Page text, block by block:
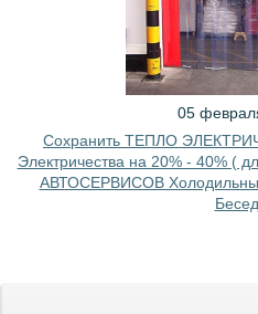
05
Сохранить ТЕПЛО
Электричества на 20% - 40% (
АВТОСЕРВИСОВ